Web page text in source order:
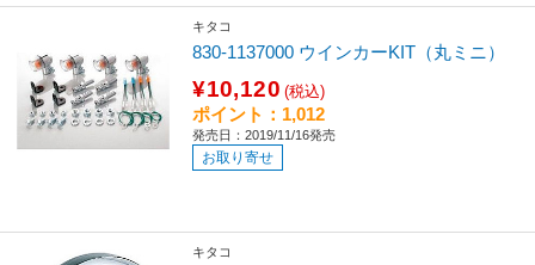
キタコ
830-1137000 ウインカーKIT（丸ミニ）
¥10,120 (税込)
ポイント：1,012
発売日：2019/11/16発売
お取り寄せ
キタコ